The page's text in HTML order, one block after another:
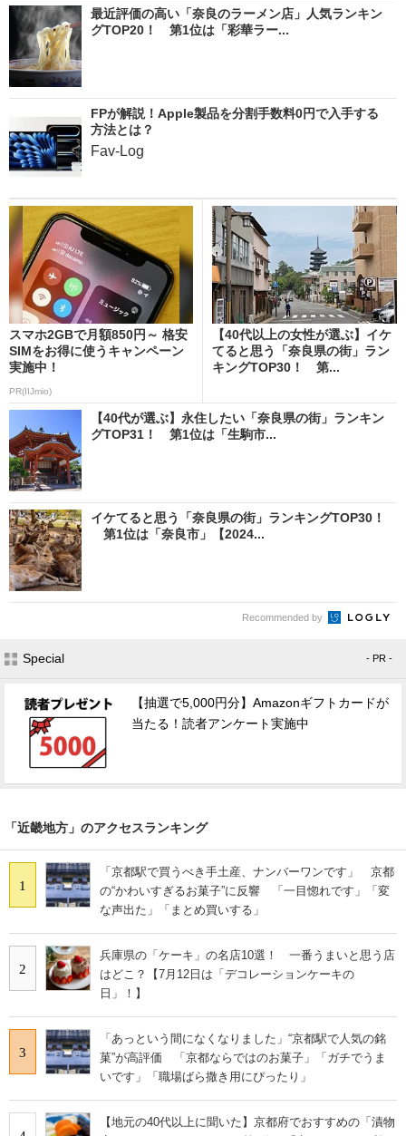
最近評価の高い「奈良のラーメン店」人気ランキン
グTOP20！ 第1位は「彩華ラー...
FPが解説！Apple製品を分割手数料0円で入手する
方法とは？
Fav-Log
スマホ2GBで月額850円～ 格安
SIMをお得に使うキャンペーン
実施中！
PR(IIJmio)
【40代以上の女性が選ぶ】イケ
てると思う「奈良県の街」ラン
キングTOP30！ 第...
【40代が選ぶ】永住したい「奈良県の街」ランキン
グTOP31！ 第1位は「生駒市...
イケてると思う「奈良県の街」ランキングTOP30！
第1位は「奈良市」【2024...
Recommended by
Special - PR -
【抽選で5,000円分】Amazonギフトカードが
当たる！読者アンケート実施中
「近畿地方」のアクセスランキング
1
「京都駅で買うべき手土産、ナンバーワンです」 京都
の“かわいすぎるお菓子”に反響 「一目惚れです」「変
な声出た」「まとめ買いする」
2
兵庫県の「ケーキ」の名店10選！ 一番うまいと思う店
はどこ？【7月12日は「デコレーションケーキの
日」！】
3
「あっという間になくなりました」“京都駅で人気の銘
菓”が高評価 「京都ならではのお菓子」「ガチでうま
いです」「職場ばら撒き用にぴったり」
【地元の40代以上に聞いた】京都府でおすすめの「漬物